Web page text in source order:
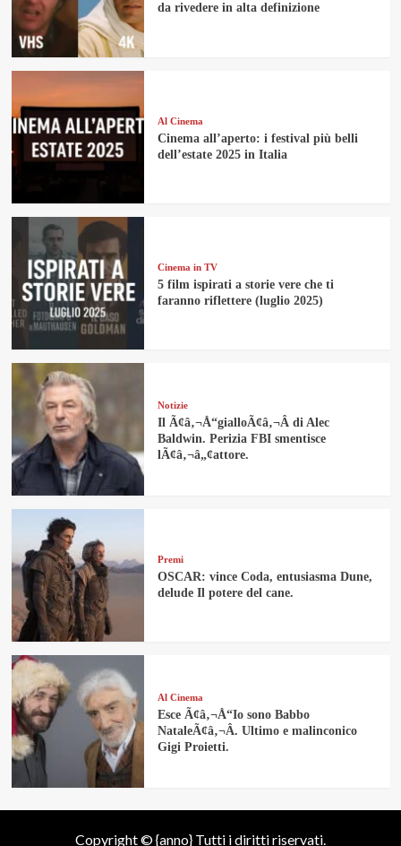
da rivedere in alta definizione
Al Cinema
Cinema all’aperto: i festival più belli
dell’estate 2025 in Italia
Cinema in TV
5 film ispirati a storie vere che ti
faranno riflettere (luglio 2025)
Notizie
Il Ã¢â‚¬Å“gialloÃ¢â‚¬Â di Alec
Baldwin. Perizia FBI smentisce
lÃ¢â‚¬â„¢attore.
Premi
OSCAR: vince Coda, entusiasma Dune,
delude Il potere del cane.
Al Cinema
Esce Ã¢â‚¬Å“Io sono Babbo
NataleÃ¢â‚¬Â. Ultimo e malinconico
Gigi Proietti.
Copyright © {anno} Tutti i diritti riservati.